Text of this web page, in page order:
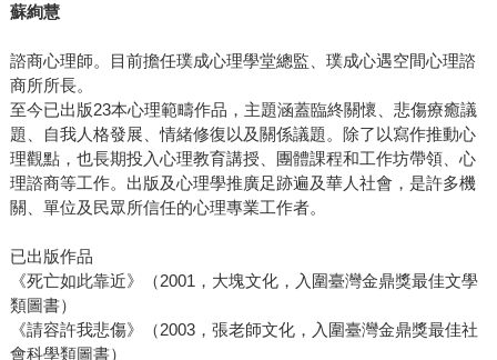
蘇絢慧
諮商心理師。目前擔任璞成心理學堂總監、璞成心遇空間心理諮
商所所長。
至今已出版23本心理範疇作品，主題涵蓋臨終關懷、悲傷療癒議
題、自我人格發展、情緒修復以及關係議題。除了以寫作推動心
理觀點，也長期投入心理教育講授、團體課程和工作坊帶領、心
理諮商等工作。出版及心理學推廣足跡遍及華人社會，是許多機
關、單位及民眾所信任的心理專業工作者。
已出版作品
《死亡如此靠近》（2001，大塊文化，入圍臺灣金鼎獎最佳文學
類圖書）
《請容許我悲傷》（2003，張老師文化，入圍臺灣金鼎獎最佳社
會科學類圖書）